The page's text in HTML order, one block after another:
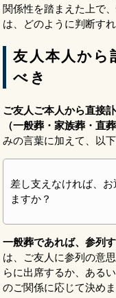
関係性を踏まえた上で
は、どのように判断す
友人本人から
べき
ご友人ご本人から直接
（一般葬・家族葬・直
みの言葉に加えて、以
差し支えなければ、
ますか？
一般葬であれば、参列
は、ご友人に参列の意
らに出席するか、ある
のご関係に応じて決めま